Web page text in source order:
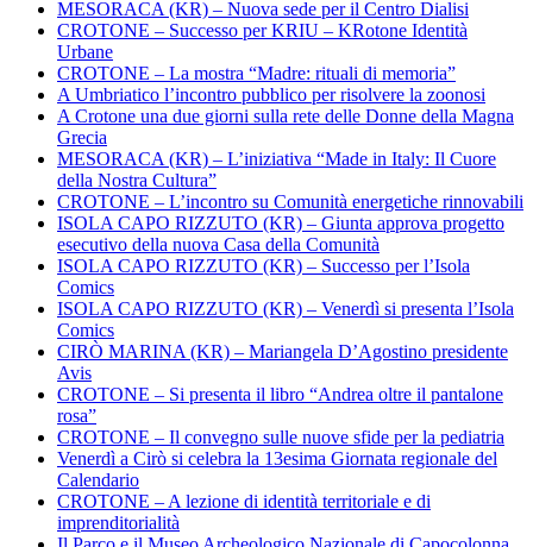
MESORACA (KR) – Nuova sede per il Centro Dialisi
CROTONE – Successo per KRIU – KRotone Identità
Urbane
CROTONE – La mostra “Madre: rituali di memoria”
A Umbriatico l’incontro pubblico per risolvere la zoonosi
A Crotone una due giorni sulla rete delle Donne della Magna
Grecia
MESORACA (KR) – L’iniziativa “Made in Italy: Il Cuore
della Nostra Cultura”
CROTONE – L’incontro su Comunità energetiche rinnovabili
ISOLA CAPO RIZZUTO (KR) – Giunta approva progetto
esecutivo della nuova Casa della Comunità
ISOLA CAPO RIZZUTO (KR) – Successo per l’Isola
Comics
ISOLA CAPO RIZZUTO (KR) – Venerdì si presenta l’Isola
Comics
CIRÒ MARINA (KR) – Mariangela D’Agostino presidente
Avis
CROTONE – Si presenta il libro “Andrea oltre il pantalone
rosa”
CROTONE – Il convegno sulle nuove sfide per la pediatria
Venerdì a Cirò si celebra la 13esima Giornata regionale del
Calendario
CROTONE – A lezione di identità territoriale e di
imprenditorialità